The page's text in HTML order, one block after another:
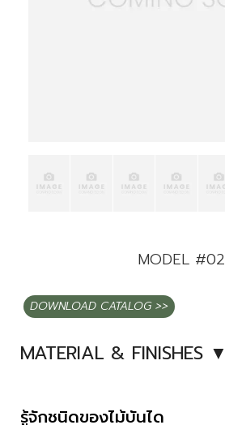
MODEL #02
DOWNLOAD CATALOG >>
MATERIAL & FINISHES ▼
รู้จักชนิดของไม้บันได